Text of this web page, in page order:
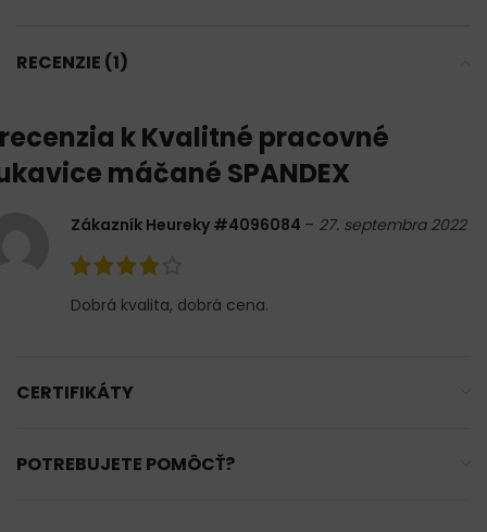
RECENZIE (1)
recenzia kKvalitné pracovné
máčané SPANDEX
Zákazník Heureky #4096084 – 27. septembra 2022
Dobrá kvalita, dobrá cena.
CERTIFIKÁTY
POTREBUJETE POMÔCŤ?